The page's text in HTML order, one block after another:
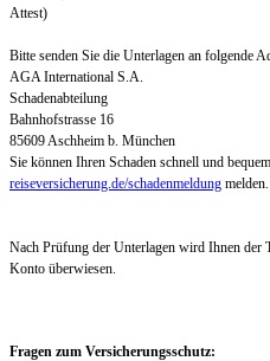
Attest)
Bitte senden Sie die Unterlagen an folgende
AGA International S.A.
Schadenabteilung
Bahnhofstrasse 16
85609 Aschheim b. München
Sie können Ihren Schaden schnell und
reiseversicherung.de/schadenmeldung melden.
Nach Prüfung der Unterlagen wird Ihnen der
Konto überwiesen.
Fragen zum Versicherungsschutz: